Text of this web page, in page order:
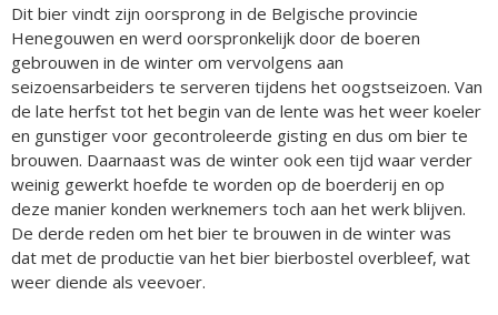
Dit bier vindt zijn oorsprong in de Belgische provincie
Henegouwen en werd oorspronkelijk door de boeren
gebrouwen in de winter om vervolgens aan
seizoensarbeiders te serveren tijdens het oogstseizoen. Van
de late herfst tot het begin van de lente was het weer koeler
en gunstiger voor gecontroleerde gisting en dus om bier te
brouwen. Daarnaast was de winter ook een tijd waar verder
weinig gewerkt hoefde te worden op de boerderij en op
deze manier konden werknemers toch aan het werk blijven.
De derde reden om het bier te brouwen in de winter was
dat met de productie van het bier bierbostel overbleef, wat
weer diende als veevoer.